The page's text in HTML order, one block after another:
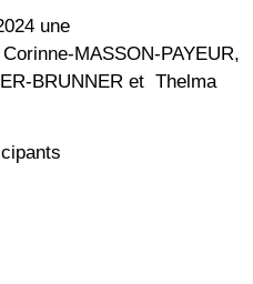
une
MASSON-PAYEUR,
BRUNNER et Thelma